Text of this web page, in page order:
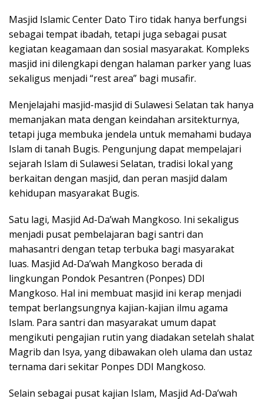
Masjid Islamic Center Dato Tiro tidak hanya berfungsi
sebagai tempat ibadah, tetapi juga sebagai pusat
kegiatan keagamaan dan sosial masyarakat. Kompleks
masjid ini dilengkapi dengan halaman parker yang luas
sekaligus menjadi “rest area” bagi musafir.
Menjelajahi masjid-masjid di Sulawesi Selatan tak hanya
memanjakan mata dengan keindahan arsitekturnya,
tetapi juga membuka jendela untuk memahami budaya
Islam di tanah Bugis. Pengunjung dapat mempelajari
sejarah Islam di Sulawesi Selatan, tradisi lokal yang
berkaitan dengan masjid, dan peran masjid dalam
kehidupan masyarakat Bugis.
Satu lagi, Masjid Ad-Da’wah Mangkoso. Ini sekaligus
menjadi pusat pembelajaran bagi santri dan
mahasantri dengan tetap terbuka bagi masyarakat
luas. Masjid Ad-Da’wah Mangkoso berada di
lingkungan Pondok Pesantren (Ponpes) DDI
Mangkoso. Hal ini membuat masjid ini kerap menjadi
tempat berlangsungnya kajian-kajian ilmu agama
Islam. Para santri dan masyarakat umum dapat
mengikuti pengajian rutin yang diadakan setelah shalat
Magrib dan Isya, yang dibawakan oleh ulama dan ustaz
ternama dari sekitar Ponpes DDI Mangkoso.
Selain sebagai pusat kajian Islam, Masjid Ad-Da’wah